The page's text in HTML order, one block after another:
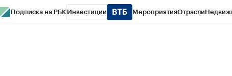
Подписка на РБК Инвестиции МероприятияОтрасли